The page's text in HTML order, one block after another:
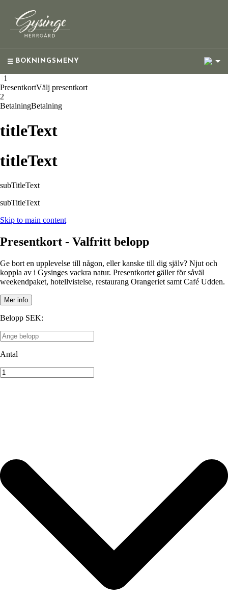
BOKNINGSMENY
1
PresentkortVälj presentkort
2
BetalningBetalning
titleText
titleText
subTitleText
subTitleText
Skip to main content
Presentkort - Valfritt belopp
Ge bort en upplevelse till någon, eller kanske till dig själv? Njut och
koppla av i Gysinges vackra natur. Presentkortet gäller för såväl
weekendpaket, hotellvistelse, restaurang Orangeriet samt Café Udden.
Mer info
Belopp SEK:
Antal